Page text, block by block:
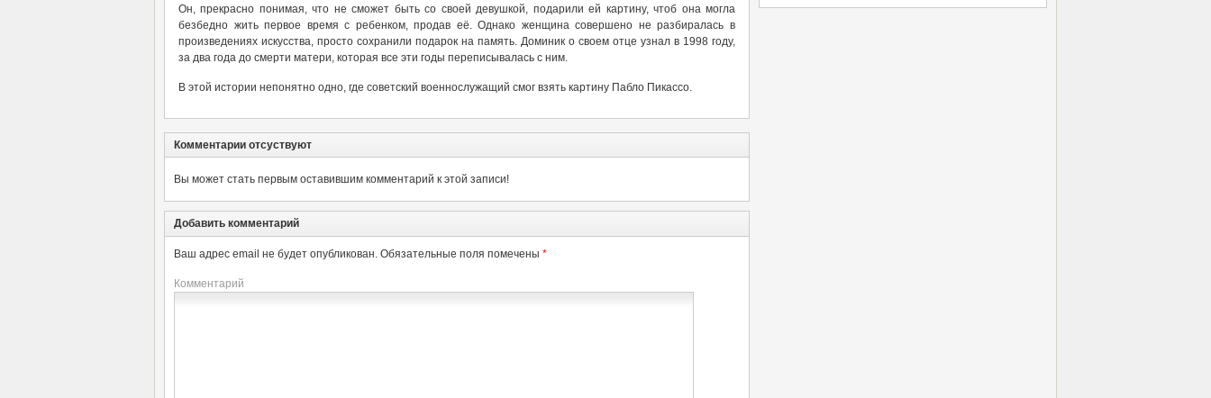
Он, прекрасно понимая, что не сможет быть со своей девушкой, подарили ей картину, чтоб она могла
безбедно жить первое время с ребенком, продав её. Однако женщина совершено не разбиралась в
произведениях искусства, просто сохранили подарок на память. Доминик о своем отце узнал в 1998 году,
за два года до смерти матери, которая все эти годы переписывалась с ним.
В этой истории непонятно одно, где советский военнослужащий смог взять картину Пабло Пикассо.
Комментарии отсуствуют
Вы может стать первым оставившим комментарий к этой записи!
Добавить комментарий
Ваш адрес email не будет опубликован. Обязательные поля помечены *
Комментарий